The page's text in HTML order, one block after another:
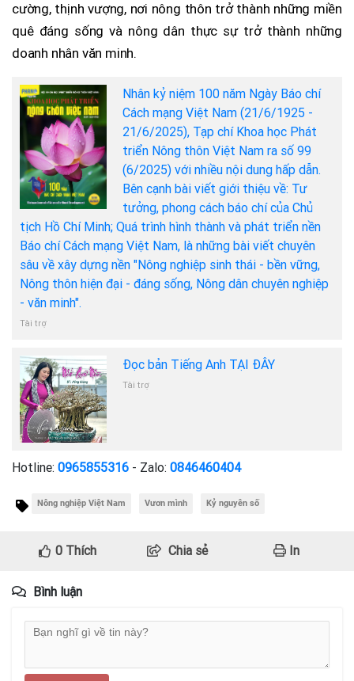
cường, thịnh vượng, nơi nông thôn trở thành những miền
quê đáng sống và nông dân thực sự trở thành những
doanh nhân văn minh.
Nhân kỷ niệm 100 năm Ngày Báo chí
Cách mạng Việt Nam (21/6/1925 -
21/6/2025), Tạp chí Khoa học Phát
triển Nông thôn Việt Nam ra số 99
(6/2025) với nhiều nội dung hấp dẫn.
Bên cạnh bài viết giới thiệu về: Tư
tưởng, phong cách báo chí của Chủ
tịch Hồ Chí Minh; Quá trình hình thành và phát triển nền
Báo chí Cách mạng Việt Nam, là những bài viết chuyên
sâu về xây dựng nền "Nông nghiệp sinh thái - bền vững,
Nông thôn hiện đại - đáng sống, Nông dân chuyên nghiệp
- văn minh".
Tài trợ
Đọc bản Tiếng Anh TẠI ĐÂY
Tài trợ
Hotline: 0965855316 - Zalo: 0846460404
Nông nghiệp Việt Nam Vươn mình Kỷ nguyên số
0Thích Chia sẻ In
Bình luận